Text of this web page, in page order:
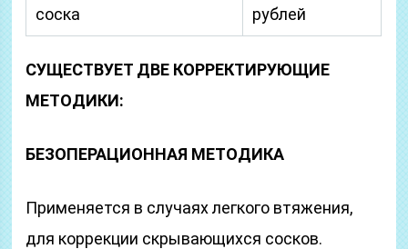
соска
рублей
СУЩЕСТВУЕТ ДВЕ КОРРЕКТИРУЮЩИЕ
МЕТОДИКИ:
БЕЗОПЕРАЦИОННАЯ МЕТОДИКА
Применяется в случаях легкого втяжения,
для коррекции скрывающихся сосков.